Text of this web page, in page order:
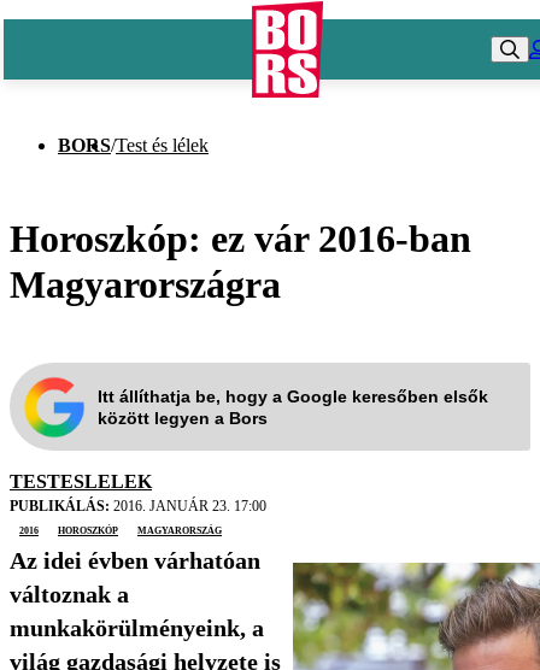
BORS/Test és lélek
Horoszkóp: ez vár 2016-ban
Magyarországra
Itt állíthatja be, hogy a Google keresőben elsők
között legyen a Bors
TESTESLELEK
PUBLIKÁLÁS: 2016. JANUÁR 23. 17:00
2016
horoszkóp Magyarország
Az idei évben várhatóan
változnak a
munkakörülményeink, a
világ gazdasági helyzete is